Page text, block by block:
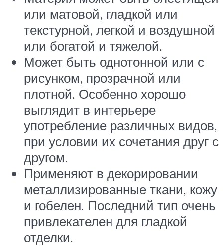
или матовой, гладкой или
текстурной, легкой и воздушной
или богатой и тяжелой.
Может быть однотонной или с
рисунком, прозрачной или
плотной. Особенно хорошо
выглядит в интерьере
употребление различных видов,
при условии их сочетания друг с
другом.
Применяют в декорировании
металлизированные ткани, кожу
и гобелен. Последний тип очень
привлекателен для гладкой
отделки.